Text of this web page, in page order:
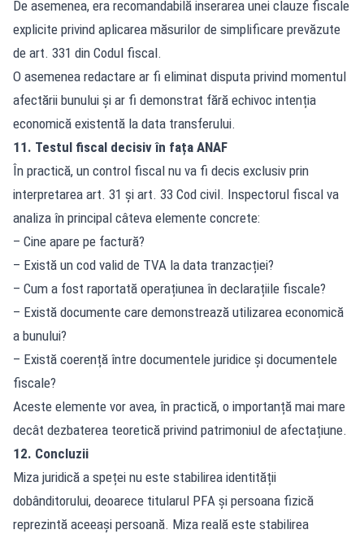
De asemenea, era recomandabilă inserarea unei clauze fiscale
explicite privind aplicarea măsurilor de simplificare prevăzute
de art. 331 din Codul fiscal.
O asemenea redactare ar fi eliminat disputa privind momentul
afectării bunului și ar fi demonstrat fără echivoc intenția
economică existentă la data transferului.
11. Testul fiscal decisiv în fața ANAF
În practică, un control fiscal nu va fi decis exclusiv prin
interpretarea art. 31 și art. 33 Cod civil. Inspectorul fiscal va
analiza în principal câteva elemente concrete:
– Cine apare pe factură?
– Există un cod valid de TVA la data tranzacției?
– Cum a fost raportată operațiunea în declarațiile fiscale?
– Există documente care demonstrează utilizarea economică
a bunului?
– Există coerență între documentele juridice și documentele
fiscale?
Aceste elemente vor avea, în practică, o importanță mai mare
decât dezbaterea teoretică privind patrimoniul de afectațiune.
12. Concluzii
Miza juridică a speței nu este stabilirea identității
dobânditorului, deoarece titularul PFA și persoana fizică
reprezintă aceeași persoană. Miza reală este stabilirea